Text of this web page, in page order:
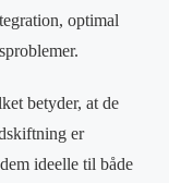
optimal
betyder, at de
er
ideelle til både